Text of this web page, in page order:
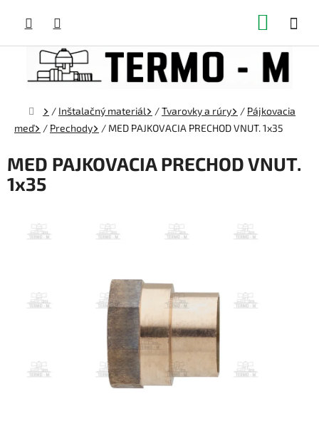
obsah
Domov
/ Inštalačný materiál /Tvarovky a rúry / Pájkovacia
meď
/ Prechody / MED PAJKOVACIA PRECHOD VNUT. 1x35
MED PAJKOVACIA PRECHOD VNUT.
1x35